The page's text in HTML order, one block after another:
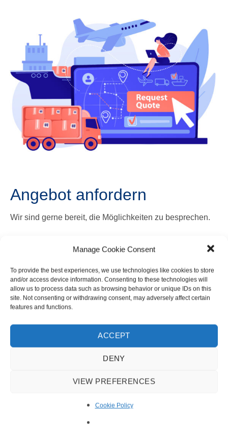
Manage Cookie Consent
To provide the best experiences, we use technologies like cookies to store
and/or access device information. Consenting to these technologies will
allow us to process data such as browsing behavior or unique IDs on this
site. Not consenting or withdrawing consent, may adversely affect certain
features and functions.
ACCEPT
DENY
VIEW PREFERENCES
Cookie Policy
Angebot anfordern
Wir sind gerne bereit, die Möglichkeiten zu besprechen.